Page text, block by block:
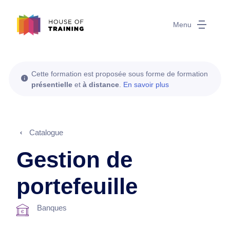
Menu
Cette formation est proposée sous forme de formation
présentielle et à distance En savoir plus
Catalogue
Gestion de
portefeuille
Banques